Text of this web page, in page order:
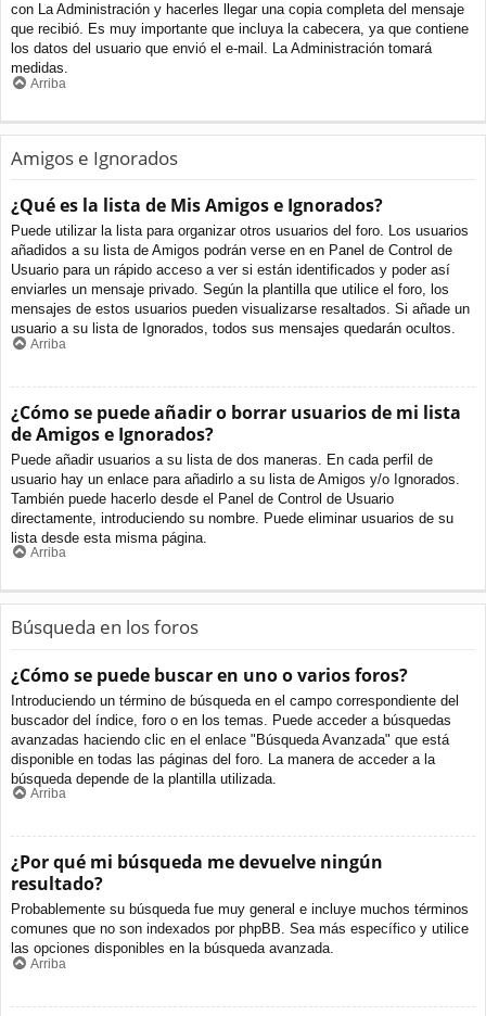
con La Administración y hacerles llegar una copia completa del mensaje
que recibió. Es muy importante que incluya la cabecera, ya que contiene
los datos del usuario que envió el e-mail. La Administración tomará
medidas.
Arriba
Amigos e Ignorados
¿Qué es la lista de Mis Amigos e Ignorados?
Puede utilizar la lista para organizar otros usuarios del foro. Los usuarios
añadidos a su lista de Amigos podrán verse en en Panel de Control de
Usuario para un rápido acceso a ver si están identificados y poder así
enviarles un mensaje privado. Según la plantilla que utilice el foro, los
mensajes de estos usuarios pueden visualizarse resaltados. Si añade un
usuario a su lista de Ignorados, todos sus mensajes quedarán ocultos.
Arriba
¿Cómo se puede añadir o borrar usuarios de mi lista
de Amigos e Ignorados?
Puede añadir usuarios a su lista de dos maneras. En cada perfil de
usuario hay un enlace para añadirlo a su lista de Amigos y/o Ignorados.
También puede hacerlo desde el Panel de Control de Usuario
directamente, introduciendo su nombre. Puede eliminar usuarios de su
lista desde esta misma página.
Arriba
Búsqueda en los foros
¿Cómo se puede buscar en uno o varios foros?
Introduciendo un término de búsqueda en el campo correspondiente del
buscador del índice, foro o en los temas. Puede acceder a búsquedas
avanzadas haciendo clic en el enlace "Búsqueda Avanzada" que está
disponible en todas las páginas del foro. La manera de acceder a la
búsqueda depende de la plantilla utilizada.
Arriba
¿Por qué mi búsqueda me devuelve ningún
resultado?
Probablemente su búsqueda fue muy general e incluye muchos términos
comunes que no son indexados por phpBB. Sea más específico y utilice
las opciones disponibles en la búsqueda avanzada.
Arriba